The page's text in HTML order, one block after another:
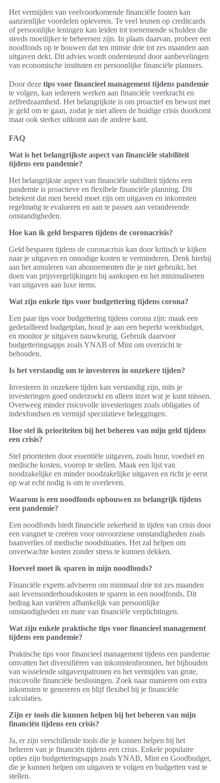
Het vermijden van veelvoorkomende financiële fouten kan
aanzienlijke voordelen opleveren. Te veel leunen op creditcards
of persoonlijke leningen kan leiden tot toenemende schulden die
steeds moeilijker te beheersen zijn. In plaats daarvan, probeer een
noodfonds op te bouwen dat ten minste drie tot zes maanden aan
uitgaven dekt. Dit advies wordt ondersteund door aanbevelingen
van economische instituten en persoonlijke financiële planners.
Door deze tips voor financieel management tijdens pandemie
te volgen, kan iedereen werken aan financiële veerkracht en
zelfredzaamheid. Het belangrijkste is om proactief en bewust met
je geld om te gaan, zodat je niet alleen de huidige crisis doorkomt
maar ook sterker uitkomt aan de andere kant.
FAQ
Wat is het belangrijkste aspect van financiële stabiliteit
tijdens een pandemie?
Het belangrijkste aspect van financiële stabiliteit tijdens een
pandemie is proactieve en flexibele financiële planning. Dit
betekent dat men bereid moet zijn om uitgaven en inkomsten
regelmatig te evalueren en aan te passen aan veranderende
omstandigheden.
Hoe kan ik geld besparen tijdens de coronacrisis?
Geld besparen tijdens de coronacrisis kan door kritisch te kijken
naar je uitgaven en onnodige kosten te verminderen. Denk hierbij
aan het annuleren van abonnementen die je niet gebruikt, het
doen van prijsvergelijkingen bij aankopen en het minimaliseren
van uitgaven aan luxe items.
Wat zijn enkele tips voor budgettering tijdens corona?
Een paar tips voor budgettering tijdens corona zijn: maak een
gedetailleerd budgetplan, houd je aan een beperkt weekbudget,
en monitor je uitgaven nauwkeurig. Gebruik daarvoor
budgetteringsapps zoals YNAB of Mint om overzicht te
behouden.
Is het verstandig om te investeren in onzekere tijden?
Investeren in onzekere tijden kan verstandig zijn, mits je
investeringen goed onderzoekt en alleen inzet wat je kunt missen.
Overweeg minder risicovolle investeringen zoals obligaties of
indexfondsen en vermijd speculatieve beleggingen.
Hoe stel ik prioriteiten bij het beheren van mijn geld tijdens
een crisis?
Stel prioriteiten door essentiële uitgaven, zoals huur, voedsel en
medische kosten, voorop te stellen. Maak een lijst van
noodzakelijke en minder noodzakelijke uitgaven en richt je eerst
op wat echt nodig is om te overleven.
Waarom is een noodfonds opbouwen zo belangrijk tijdens
een pandemie?
Een noodfonds biedt financiële zekerheid in tijden van crisis door
een vangnet te creëren voor onvoorziene omstandigheden zoals
baanverlies of medische noodsituaties. Het zal helpen om
onverwachte kosten zonder stress te kunnen dekken.
Hoeveel moet ik sparen in mijn noodfonds?
Financiële experts adviseren om minimaal drie tot zes maanden
aan levensonderhoudskosten te sparen in een noodfonds. Dit
bedrag kan variëren afhankelijk van persoonlijke
omstandigheden en mate van financiële verplichtingen.
Wat zijn enkele praktische tips voor financieel management
tijdens een pandemie?
Praktische tips voor financieel management tijdens een pandemie
omvatten het diversifiëren van inkomstenbronnen, het bijhouden
van wisselende uitgavenpatronen en het vermijden van grote,
risicovolle financiële beslissingen. Zoek naar manieren om extra
inkomsten te genereren en blijf flexibel bij je financiële
calculaties.
Zijn er tools die kunnen helpen bij het beheren van mijn
financiën tijdens een crisis?
Ja, er zijn verschillende tools die je kunnen helpen bij het
beheren van je financiën tijdens een crisis. Enkele populaire
opties zijn budgetteringsapps zoals YNAB, Mint en Goodbudget,
die je kunnen helpen om uitgaven te volgen en budgetten vast te
stellen.